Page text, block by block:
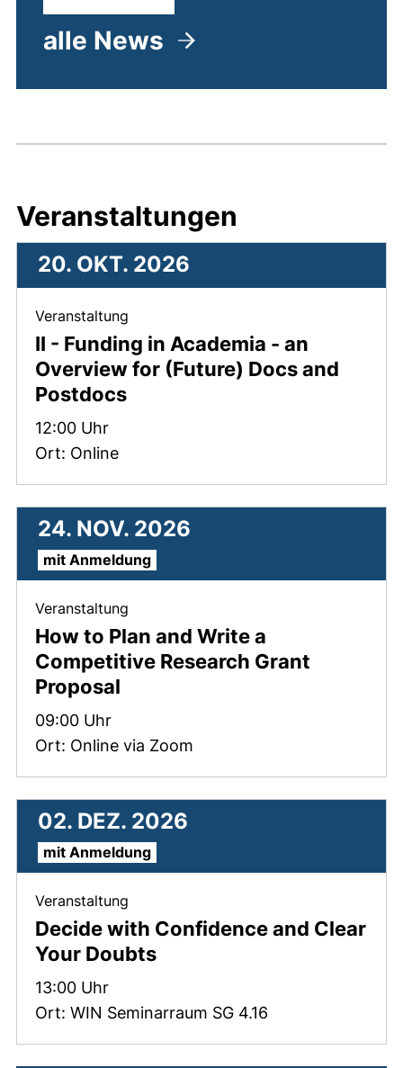
alle News
Veranstaltungen
II - Funding in Academia - an
Overview for (Future) Docs and
Postdocs
Veranstaltung
Zeit:
12:00 Uhr
Ort: Online
20. OKT. 2026
How to Plan and Write a
Competitive Research Grant
Proposal
Veranstaltung
Zeit:
09:00 Uhr
Ort: Online via Zoom
24. NOV. 2026
mit Anmeldung
Decide with Confidence and Clear
Your Doubts
Veranstaltung
Zeit:
13:00 Uhr
Ort: WIN Seminarraum SG 4.16
02. DEZ. 2026
mit Anmeldung